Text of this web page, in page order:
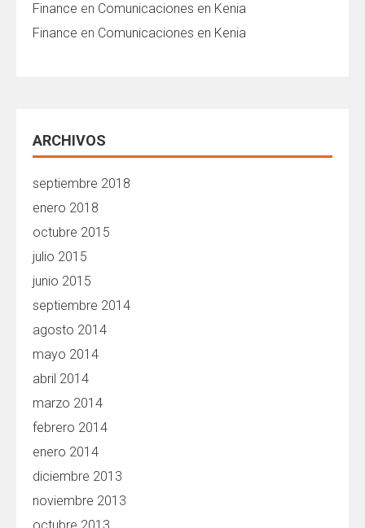
Finance en Comunicaciones en Kenia
Finance en Comunicaciones en Kenia
ARCHIVOS
septiembre 2018
enero 2018
octubre 2015
julio 2015
junio 2015
septiembre 2014
agosto 2014
mayo 2014
abril 2014
marzo 2014
febrero 2014
enero 2014
diciembre 2013
noviembre 2013